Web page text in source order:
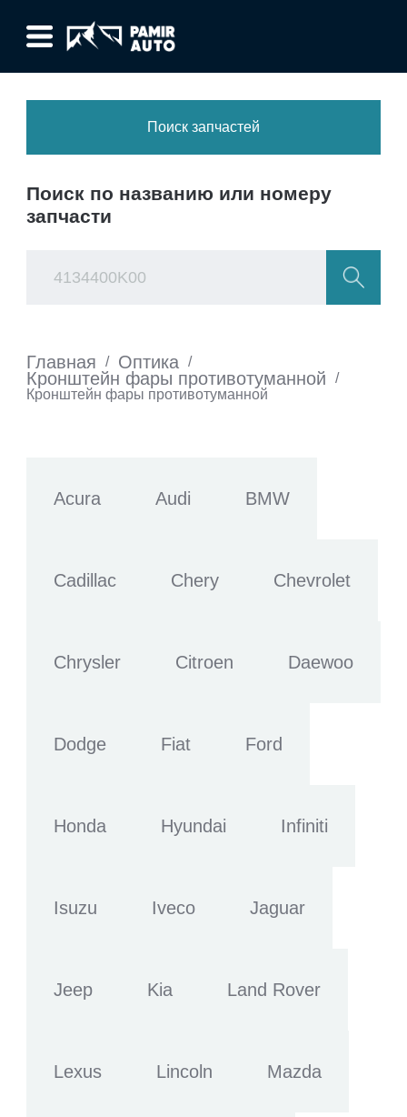
Поиск запчастей
Поиск по названию или номеру
запчасти
Главная / Оптика /
Кронштейн фары противотуманной
/
Кронштейн фары противотуманной
Acura Audi BMW
Cadillac Chery Chevrolet
Chrysler Citroen Daewoo
Dodge Fiat Ford
Honda Hyundai Infiniti
Isuzu Iveco Jaguar
Jeep Kia Land Rover
Lexus Lincoln Mazda